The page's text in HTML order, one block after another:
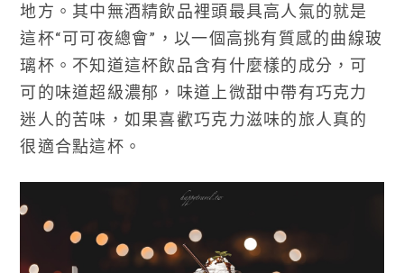
地方。其中無酒精飲品裡頭最具高人氣的就是
這杯“可可夜總會”，以一個高挑有質感的曲線玻
璃杯。不知道這杯飲品含有什麼樣的成分，可
可的味道超級濃郁，味道上微甜中帶有巧克力
迷人的苦味，如果喜歡巧克力滋味的旅人真的
很適合點這杯。